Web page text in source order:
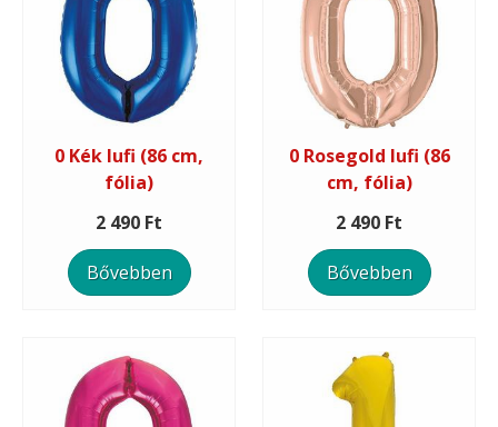
0 Kék lufi (86 cm,
fólia)
2 490 Ft
Bővebben
0 Rosegold lufi (86
cm, fólia)
2 490 Ft
Bővebben